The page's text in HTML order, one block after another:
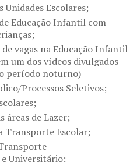
Escolares;
Educação Infantil com
vagas na Educação Infantil
um dos vídeos divulgados
período noturno)
Processos Seletivos;
áreas de Lazer;
Transporte Escolar;
Universitário;